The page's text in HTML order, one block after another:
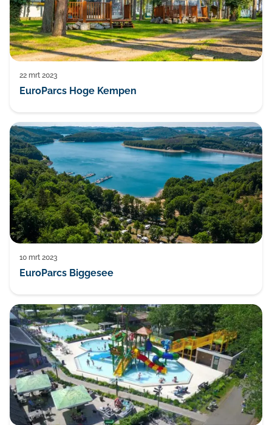
22 mrt 2023
EuroParcs Hoge Kempen
10 mrt 2023
EuroParcs Biggesee